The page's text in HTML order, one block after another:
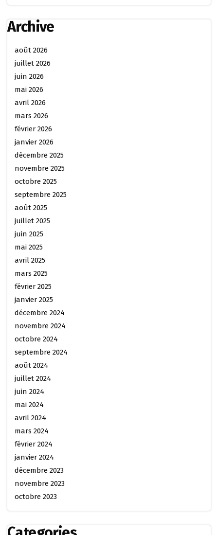
Archive
août 2026
juillet 2026
juin 2026
mai 2026
avril 2026
mars 2026
février 2026
janvier 2026
décembre 2025
novembre 2025
octobre 2025
septembre 2025
août 2025
juillet 2025
juin 2025
mai 2025
avril 2025
mars 2025
février 2025
janvier 2025
décembre 2024
novembre 2024
octobre 2024
septembre 2024
août 2024
juillet 2024
juin 2024
mai 2024
avril 2024
mars 2024
février 2024
janvier 2024
décembre 2023
novembre 2023
octobre 2023